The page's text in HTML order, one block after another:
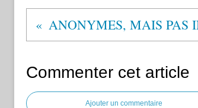
Commenter cet article
Ajouter un commentaire